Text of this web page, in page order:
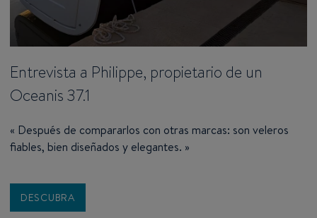
Entrevista a Philippe, propietario de un
Oceanis 37.1
« Después de compararlos con otras marcas: son veleros
fiables, bien diseñados y elegantes. »
DESCUBRA